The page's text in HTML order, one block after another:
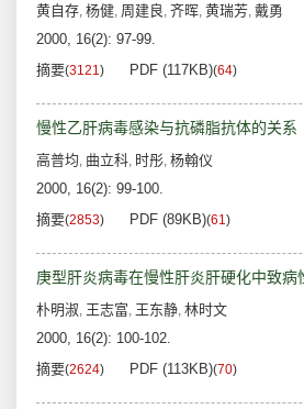
黄自存, 杨健, 周建良, 齐晖, 黄瑞芳, 戴勇
2000, 16(2): 97-99.
摘要(3121) PDF (117KB)(64)
慢性乙肝病毒感染与抗磷脂抗体的关系
高普均, 曲立科, 时彤, 杨翰仪
2000, 16(2): 99-100.
摘要(2853) PDF (89KB)(61)
庚型肝炎病毒在慢性肝炎肝硬化中致病
朴明淑, 王志富, 王东静, 林时文
2000, 16(2): 100-102.
摘要(2624) PDF (113KB)(70)